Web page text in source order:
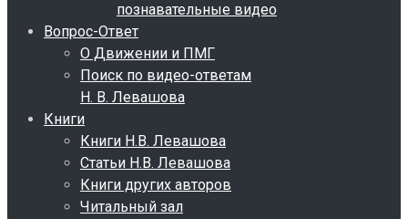
познавательные видео
Вопрос-Ответ
О Движении и ПМГ
Поиск по видео-ответам
Н. В. Левашова
Книги
Книги Н.В. Левашова
Статьи Н.В. Левашова
Книги других авторов
Читальный зал